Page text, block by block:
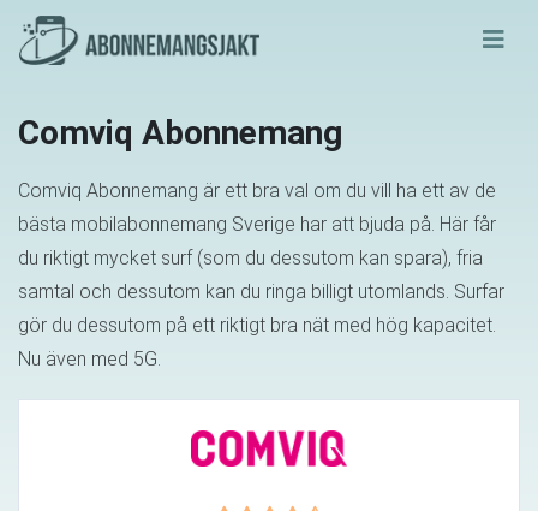
Comviq Abonnemang
Comviq Abonnemang är ett bra val om du vill ha ett av de
bästa mobilabonnemang Sverige har att bjuda på. Här får
du riktigt mycket surf (som du dessutom kan spara), fria
samtal och dessutom kan du ringa billigt utomlands. Surfar
gör du dessutom på ett riktigt bra nät med hög kapacitet.
Nu även med 5G.